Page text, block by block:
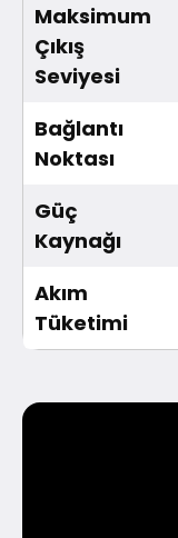
Maksimum
Çıkış
Seviyesi
Bağlantı
Noktası
Güç
Kaynağı
Akım
Tüketimi